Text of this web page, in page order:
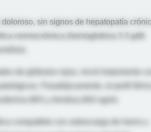
sin signos de hepatopatía
normocrómica (hemoglobina 3.3 g/dl;
de glóbulos rojos, inició tratamiento
Paradójicamente, el perfil
86% y ferritina 804 ng/ml.
compatible con sobrecarga de hierro y